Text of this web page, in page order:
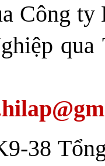
Công
qua
38